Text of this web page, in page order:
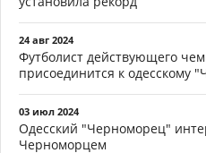
24 авг 2024
Футболист действующего
присоединится к одесскому
03 июл 2024
Одесский "Черноморец"
Черноморцем